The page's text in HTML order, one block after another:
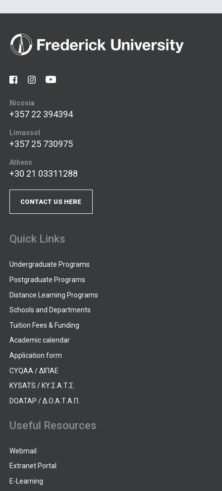
Nicosia
+357 22 394394
Limassol
+357 25 730975
Athens
+30 21 03311288
CONTACT US HERE
Quick Links
Undergraduate Programs
Postgraduate Programs
Distance Learning Programs
Schools and Departments
Tuition Fees & Funding
Academic calendar
Application form
CYQAA / ΔΙΠΑΕ
KYSATS / ΚΥ.Σ.Α.Τ.Σ.
DOATAP / Δ.Ο.Α.Τ.Α.Π.
Useful Resources
Webmail
Extranet Portal
E-Learning